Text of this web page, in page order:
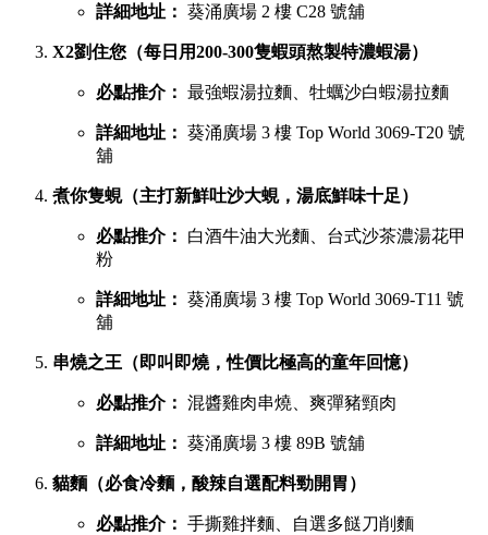
詳細地址： 葵涌廣場 2 樓 C28 號舖
X2劉住您（每日用200-300隻蝦頭熬製特濃蝦湯）
必點推介： 最強蝦湯拉麵、牡蠣沙白蝦湯拉麵
詳細地址： 葵涌廣場 3 樓 Top World 3069-T20 號
舖
煮你隻蜆（主打新鮮吐沙大蜆，湯底鮮味十足）
必點推介：
白酒牛油大光麵、台式沙茶濃湯花甲
粉
詳細地址： 葵涌廣場 3 樓 Top World 3069-T11 號
舖
串燒之王（即叫即燒，性價比極高的童年回憶）
必點推介： 混醬雞肉串燒、爽彈豬頸肉
詳細地址： 葵涌廣場 3 樓 89B 號舖
貓麵（必食冷麵，酸辣自選配料勁開胃）
必點推介： 手撕雞拌麵、自選多餸刀削麵